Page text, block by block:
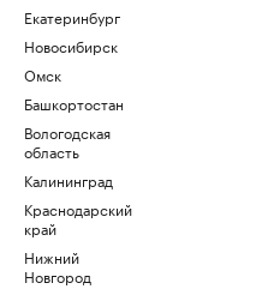
Екатеринбург
Новосибирск
Омск
Башкортостан
Вологодская
область
Калининград
Краснодарский
край
Нижний
Новгород